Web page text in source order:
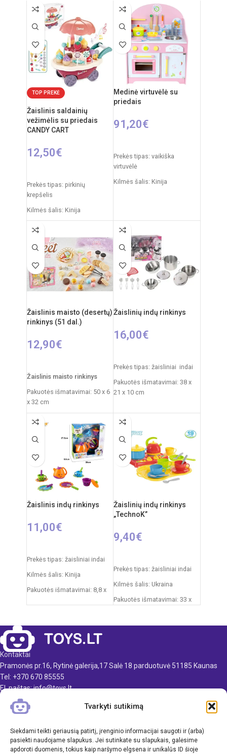
Tvarkyti sutikimą
Siekdami teikti geriausią patirtį, įrenginio informacijai saugoti ir (arba)
pasiekti naudojame slapukus. Jei sutinkate su slapukais, galėsime
apdoroti duomenis, tokius kaip naršymo elgsena ir unikalūs ID šioje
Dalių skaičius: 500
Dėlionės matmenys: 49 x 36
Rekomenduojamas amžius:
nuo 14 metų
58 x 84 cm
Rekomenduojamas amžius:
nuo 3 metų
TOP PREKĖ
Žaislinis saldainių
vežimėlis su priedais
CANDY CART
12,50€
Prekės tipas: pirkinių
krepšelis
Kilmės šalis: Kinija
x 27 cm
Produkto išmatavimai: 24,5 x
26 x 15,5 cm
Produkto medžiaga: plastikas
Rekomenduojamas amžius:
Reikalingi elementai: 2xAA
(nepridedama)
Medinė virtuvėlė su
priedais
91,20€
Prekės tipas: vaikiška
virtuvėlė
Kilmės šalis: Kinija
Virtuvėlės išmatavimai: 63 x
48 x 30 cm
Svoris: 8 kg
Produkto medžiaga: mediena
Rekomenduojamas amžius:
nuo 3 metų
Žaislinis maisto (desertų)
rinkinys (51 dal.)
12,90€
Žaislinis maisto rinkinys
Pakuotės išmatavimai: 50 x 6
x 32 cm
Kilmės šalis: Kinija
Rekomenduojamas amžius:
nuo 3 metų
Žaislinių indų rinkinys
16,00€
Prekės tipas: žaisliniai indai
Pakuotės išmatavimai: 38 x
21 x 10 cm
Produkto medžiaga: plastikas
Rekomenduojamas amžius:
nuo 3 metų
Žaislinis indų rinkinys
11,00€
Prekės tipas: žaisliniai indai
Kilmės šalis: Kinija
Pakuotės išmatavimai: 8,8 x
Rekomenduojamas amžius:
nuo 3 metų
Žaislinių indų rinkinys
„TechnoK”
9,40€
Prekės tipas: žaisliniai indai
Kilmės šalis: Ukraina
Pakuotės išmatavimai: 33 x
Produkto medžiaga: plastikas
Kontaktai
Pramonės pr.16, Rytinė galerija,17 Salė 18 parduotuvė 51185 Kaunas
Tel: +370 670 85555
El. paštas: info@toys.lt
TOYS.LT
KLIENTAMS
INFORMACIJA